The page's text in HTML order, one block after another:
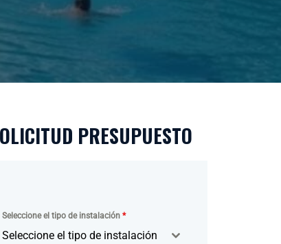
PRESUPUESTO
Seleccione el tipo de instalación *
Seleccione el tipo de instalación